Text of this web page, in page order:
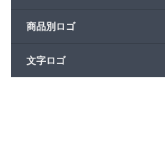
商品別ロゴ
文字ロゴ